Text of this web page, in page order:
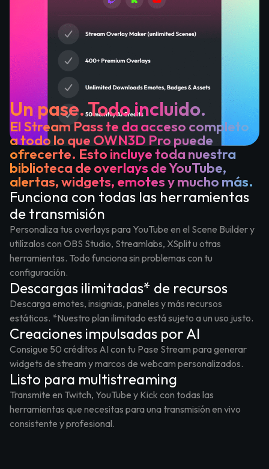
Un pase. Todo incluido.
El Stream Pass te da acceso completo
a todo lo que OWN3D Pro puede
ofrecerte. Esto incluye toda nuestra
biblioteca de overlays de YouTube,
alertas, widgets, emotes y mucho más.
Funciona con todas las herramientas
de transmisión
Personaliza tus overlays para YouTube en el Scene Builder y
utilízalos con OBS Studio, Streamlabs, XSplit u otras
herramientas. Todo funciona sin problemas con tu
configuración.
Descargas ilimitadas* de recursos
Descarga emotes, insignias, paneles y más recursos
estáticos. *Nuestro plan ilimitado está sujeto a un uso justo.
Creaciones impulsadas por AI
Consigue 50 créditos AI con tu Pase Stream para generar
widgets de stream y marcos de webcam personalizados.
Listo para multistreaming
Transmite en Twitch, YouTube y Kick con todas las
herramientas que necesitas para una transmisión en vivo
consistente y profesional.